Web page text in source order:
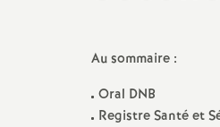
Audiences /
Au sommaire :
Oral DNB
Registre Santé et